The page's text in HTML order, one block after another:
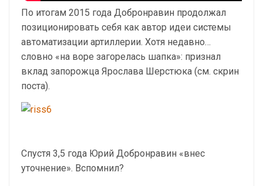
По итогам 2015 года Добронравин продолжал
позиционировать себя как автор идеи системы
автоматизации артиллерии. Хотя недавно…
словно «на воре загорелась шапка»: признал
вклад запорожца Ярослава Шерстюка (см. скрин
поста).
Спустя 3,5 года Юрий Добронравин «внес
уточнение». Вспомнил?